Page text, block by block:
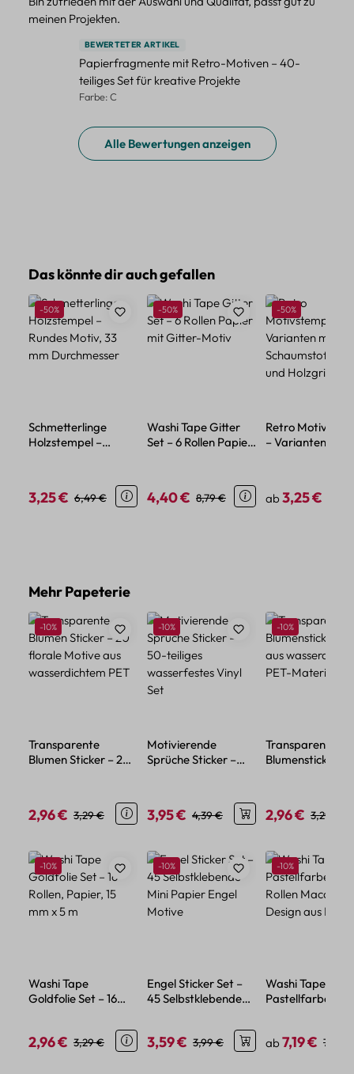
meinen Projekten.
BEWERTETER ARTIKEL
Papierfragmente mit Retro-Motiven – 40-
teiliges Set für kreative Projekte
Farbe: C
Alle Bewertungen anzeigen
Produktgalerie überspringen
Das könnte dir auch gefallen
Rabatt
-50%
Schmetterlinge
Holzstempel –
Verkaufspreis:
3,25 € Regulärer Preis:
6,49 €
Rabatt
-50%
Washi Tape Gitter
Set – 6 Rollen Papier
Verkaufspreis:
4,40 € Regulärer Preis:
8,79 €
Rabatt
-50%
Retro
– Varianten mit
Regulärer Preis:
ab3,25 €
Produktgalerie überspringen
Mehr Papeterie
Rabatt
-10%
Transparente
Blumen Sticker – 20
Verkaufspreis:
2,96 € Regulärer Preis:
3,29 €
Rabatt
-10%
Motivierende
Sprüche Sticker –
Verkaufspreis:
3,95 € Regulärer Preis:
4,39 €
Rabatt
-10%
Transparente
Blumensticker –
Verkaufspreis:
2,96 € 3,29 €
Produktgalerie überspringen
Rabatt
-10%
Washi Tape
Goldfolie Set – 16
Verkaufspreis:
2,96 € Regulärer Preis:
3,29 €
Rabatt
-10%
Engel Sticker Set –
45 Selbstklebende
Verkaufspreis:
3,59 € Regulärer Preis:
3,99 €
Rabatt
-10%
Washi Tape Set
Pastellfarben –
Verkaufspreis:
ab7,19 € 7,99 €